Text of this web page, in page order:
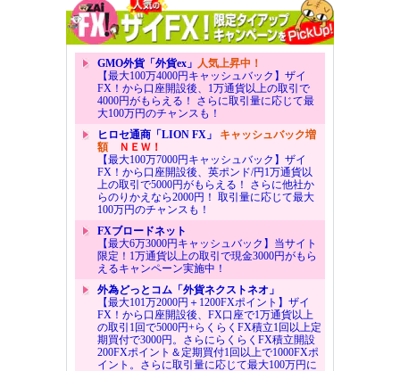
GMO外貨「外貨ex」 人気上昇中！
【最大100万4000円キャッシュバック】ザイ
FX！から口座開設後、1万通貨以上の取引で
4000円がもらえる！ さらに取引量に応じて最
大100万円のチャンスも！
ヒロセ通商「LION FX」 キャッシュバック増
額ＮＥＷ！
【最大100万7000円キャッシュバック】ザイ
FX！から口座開設後、英ポンド/円1万通貨以
上の取引で5000円がもらえる！ さらに他社か
らのりかえなら2000円！ 取引量に応じて最大
100万円のチャンスも！
FXブロードネット
【最大6万3000円キャッシュバック】当サイト
限定！1万通貨以上の取引で現金3000円がもら
えるキャンペーン実施中！
外為どっとコム「外貨ネクストネオ」
【最大101万2000円＋1200FXポイント】ザイ
FX！から口座開設後、FX口座で1万通貨以上
の取引1回で5000円+らくらくFX積立1回以上定
期買付で3000円。さらにらくらくFX積立開設
200FXポイント＆定期買付1回以上で1000FXポ
イント。さらに取引量に応じて最大100万円に